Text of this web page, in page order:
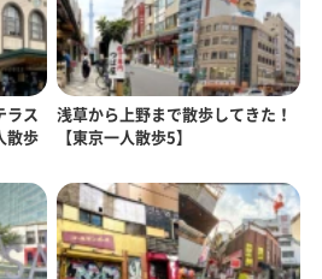
ラス
散歩
浅草から上野まで散歩してきた！
【東京一人散歩5】